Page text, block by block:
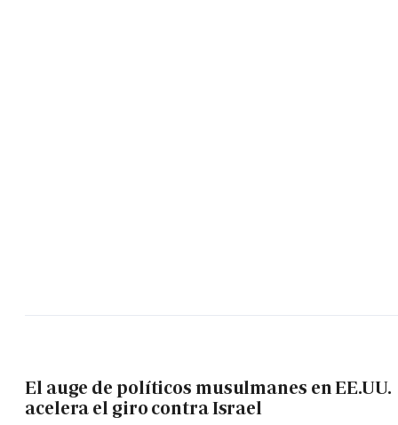
El auge de políticos musulmanes en EE.UU.
acelera el giro contra Israel